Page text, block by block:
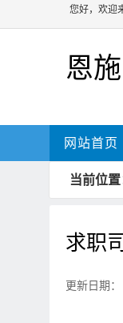
您好，欢迎
恩
网站首页
当前位置
求职
更新日期